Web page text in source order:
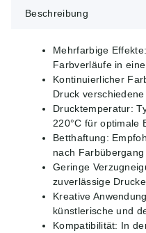
Beschreibung
Mehrfarbige
Farbverläufe in
Kontinuierlicher
Druck
Drucktemperatur:
220°C für optimale
Betthaftung:
nach
Geringe
zuverlässige
Kreative
künstlerische und
Kompatibilität: In